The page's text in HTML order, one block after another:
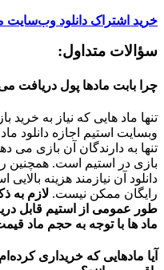
خرید اشتراک دانلود وب‌سایت
سؤالات متداول:
چرا بابت مادها پول دریافت
تنها ماد هایی که نیاز به خرید
وبسایت استیم اجازه دانلود
تنها به دارندگان آن بازی می
بازی در استیم است. همچنین
دانلود آن نیازمند هزینه
رایگان ممکن نیست. لازم به
طور عمومی از استیم قابل
ماد ها با توجه به حجم ماد
آیا مادهایی که خریداری